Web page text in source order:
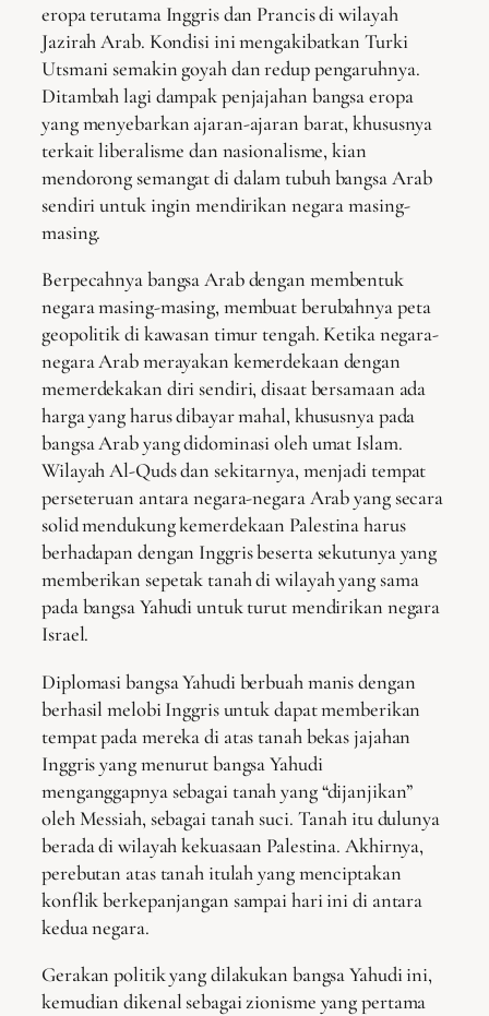
eropa terutama Inggris dan Prancis di wilayah
Jazirah Arab. Kondisi ini mengakibatkan Turki
Utsmani semakin goyah dan redup pengaruhnya.
Ditambah lagi dampak penjajahan bangsa eropa
yang menyebarkan ajaran-ajaran barat, khususnya
terkait liberalisme dan nasionalisme, kian
mendorong semangat di dalam tubuh bangsa Arab
sendiri untuk ingin mendirikan negara masing-
masing.
Berpecahnya bangsa Arab dengan membentuk
negara masing-masing, membuat berubahnya peta
geopolitik di kawasan timur tengah. Ketika negara-
negara Arab merayakan kemerdekaan dengan
memerdekakan diri sendiri, disaat bersamaan ada
harga yang harus dibayar mahal, khususnya pada
bangsa Arab yang didominasi oleh umat Islam.
Wilayah Al-Quds dan sekitarnya, menjadi tempat
perseteruan antara negara-negara Arab yang secara
solid mendukung kemerdekaan Palestina harus
berhadapan dengan Inggris beserta sekutunya yang
memberikan sepetak tanah di wilayah yang sama
pada bangsa Yahudi untuk turut mendirikan negara
Israel.
Diplomasi bangsa Yahudi berbuah manis dengan
berhasil melobi Inggris untuk dapat memberikan
tempat pada mereka di atas tanah bekas jajahan
Inggris yang menurut bangsa Yahudi
menganggapnya sebagai tanah yang “dijanjikan”
oleh Messiah, sebagai tanah suci. Tanah itu dulunya
berada di wilayah kekuasaan Palestina. Akhirnya,
perebutan atas tanah itulah yang menciptakan
konflik berkepanjangan sampai hari ini di antara
kedua negara.
Gerakan politik yang dilakukan bangsa Yahudi ini,
kemudian dikenal sebagai zionisme yang pertama